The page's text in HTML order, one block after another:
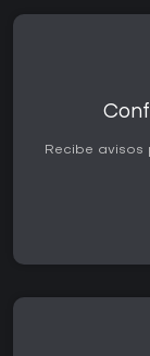
Recibe